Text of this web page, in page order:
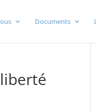
Documents